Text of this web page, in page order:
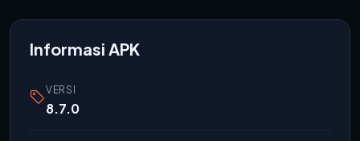
Informasi APK
VERSI
8.7.0